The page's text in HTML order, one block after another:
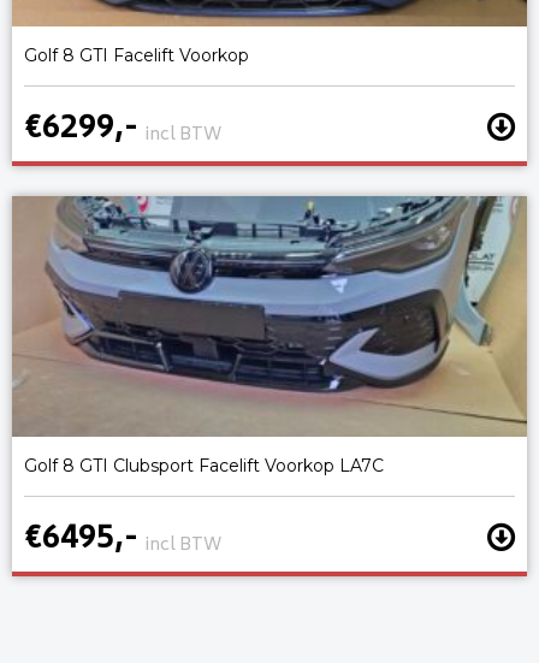
Golf 8 GTI Facelift Voorkop
€6299,- incl BTW
Golf 8 GTI Clubsport Facelift Voorkop LA7C
€6495,- incl BTW